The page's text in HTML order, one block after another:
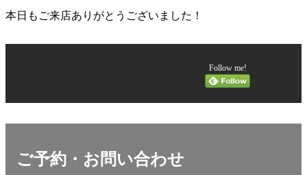
本日もご来店ありがとうございました！
Follow me!
ご予約・お問い合わせ